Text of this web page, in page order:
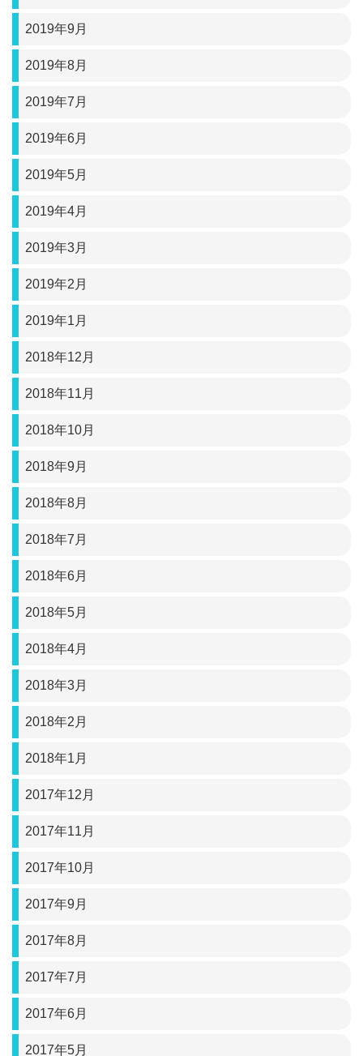
2019年9月
2019年8月
2019年7月
2019年6月
2019年5月
2019年4月
2019年3月
2019年2月
2019年1月
2018年12月
2018年11月
2018年10月
2018年9月
2018年8月
2018年7月
2018年6月
2018年5月
2018年4月
2018年3月
2018年2月
2018年1月
2017年12月
2017年11月
2017年10月
2017年9月
2017年8月
2017年7月
2017年6月
2017年5月